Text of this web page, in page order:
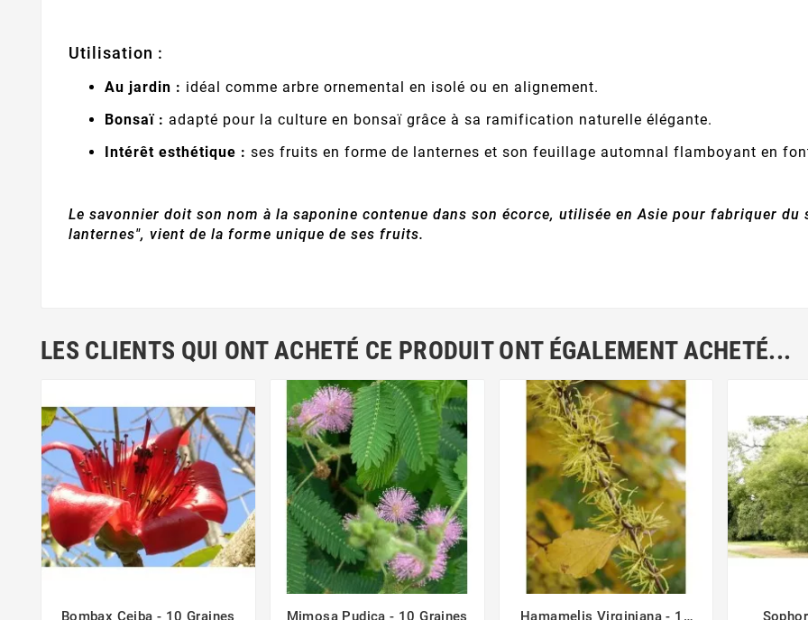
Utilisation :
Au jardin : idéal comme arbre ornemental en isolé ou en alignement.
Bonsaï : adapté pour la culture en bonsaï grâce à sa ramification naturelle élégante.
Intérêt esthétique : ses fruits en forme de lanternes et son feuillage automnal flamboyant en
Le savonnier doit son nom à la saponine contenue dans son écorce, utilisée en Asie pour fabriquer du
lanternes", vient de la forme unique de ses fruits.
LES CLIENTS QUI ONT ACHETÉ CE PRODUIT ONT ÉGALEMENT ACHETÉ...
Bombax Ceiba - 10 Graines Mimosa Pudica - 10 Graines Hamamelis Virginiana - 10